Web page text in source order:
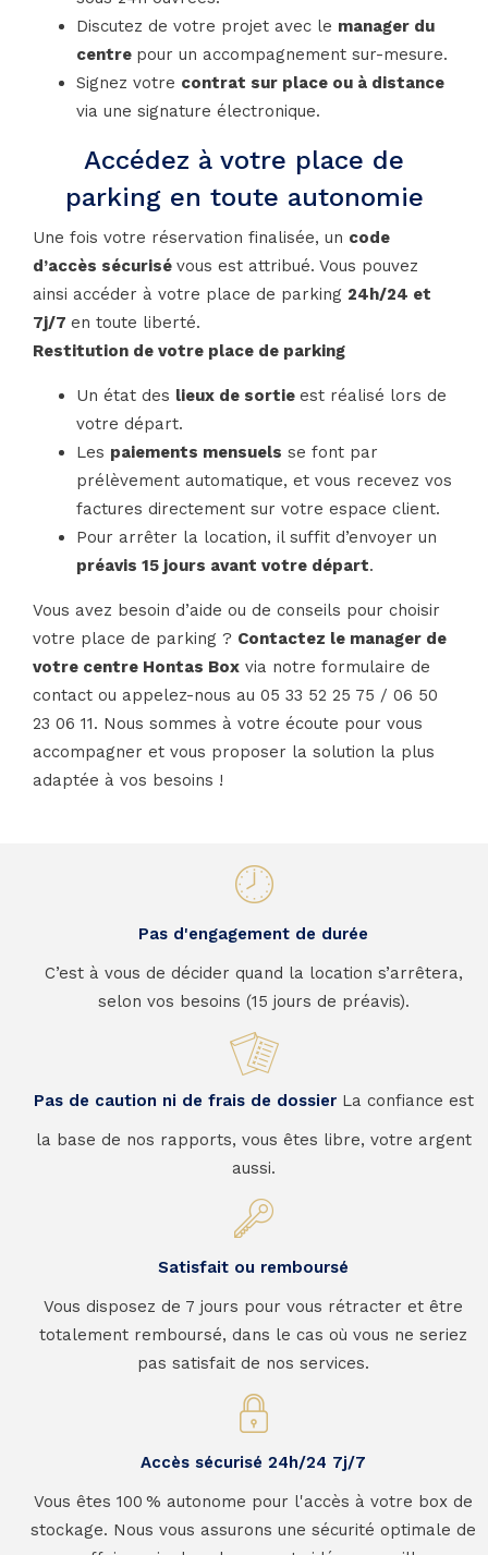
Discutez de votre projet avec le manager du
centre pour un accompagnement sur-mesure.
Signez votre contrat sur place ou à distance
via une signature électronique.
Accédez à votre place de
parking en toute autonomie
Une fois votre réservation finalisée, un code
d’accès sécurisé vous est attribué. Vous pouvez
ainsi accéder à votre place de parking 24h/24 et
7j/7 en toute liberté.
Restitution de votre place de parking
Un état des lieux de sortie est réalisé lors de
votre départ.
Les paiements mensuels se font par
prélèvement automatique, et vous recevez vos
factures directement sur votre espace client.
Pour arrêter la location, il suffit d’envoyer un
préavis 15 jours avant votre départ.
Vous avez besoin d’aide ou de conseils pour choisir
votre place de parking ? Contactez le manager de
votre centre Hontas Box via notre formulaire de
contact ou appelez-nous au 05 33 52 25 75 / 06 50
23 06 11. Nous sommes à votre écoute pour vous
accompagner et vous proposer la solution la plus
adaptée à vos besoins !
Pas d'engagement de durée
C’est à vous de décider quand la location s’arrêtera,
selon vos besoins (15 jours de préavis).
Pas de caution ni de frais de dossier La confiance est
la base de nos rapports, vous êtes libre, votre argent
aussi.
Satisfait ou remboursé
Vous disposez de 7 jours pour vous rétracter et être
totalement remboursé, dans le cas où vous ne seriez
pas satisfait de nos services.
Accès sécurisé 24h/24 7j/7
Vous êtes 100 % autonome pour l'accès à votre box de
stockage. Nous vous assurons une sécurité optimale de